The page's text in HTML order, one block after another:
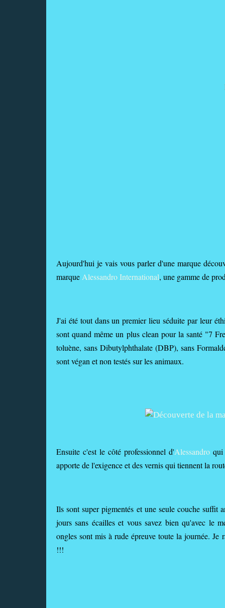
Aujourd'hui je vais vous parler d'une marque
marque Alessandro International, une gamme de
J'ai été tout dans un premier lieu séduite par leur
sont quand même un plus clean pour la santé "7
toluène, sans Dibutylphthalate (DBP), sans
sont végan et non testés sur les animaux.
Ensuite c'est le côté professionnel d'Alessandroqui
apporte de l'exigence et des vernis qui tiennent la
Ils sont super pigmentés et une seule couche
jours sans écailles et vous savez bien qu'avec le
ongles sont mis à rude épreuve toute la journée.
!!!